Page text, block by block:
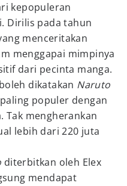
kepopuleran
Dirilis pada tahun
menceritakan
menggapai mimpinya
dari pecinta manga.
dikatakan Naruto
populer dengan
Tak mengherankan
lebih dari 220 juta
diterbitkan oleh Elex
mendapat